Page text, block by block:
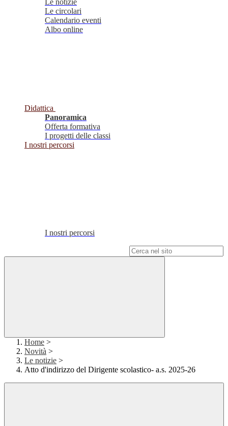
Le notizie
Le circolari
Calendario eventi
Albo online
Didattica
Panoramica
Offerta formativa
I progetti delle classi
I nostri percorsi
I nostri percorsi
Home >
Novità >
Le notizie >
Atto d'indirizzo del Dirigente scolastico- a.s. 2025-26